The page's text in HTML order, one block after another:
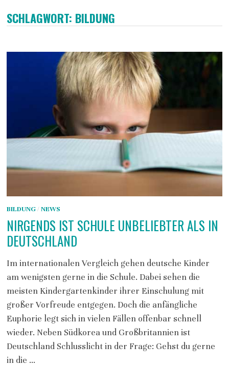
SCHLAGWORT: BILDUNG
BILDUNG/ NEWS
NIRGENDS IST SCHULE UNBELIEBTER ALS IN
DEUTSCHLAND
Im internationalen Vergleich gehen deutsche Kinder
am wenigsten gerne in die Schule. Dabei sehen die
meisten Kindergartenkinder ihrer Einschulung mit
großer Vorfreude entgegen. Doch die anfängliche
Euphorie legt sich in vielen Fällen offenbar schnell
wieder. Neben Südkorea und Großbritannien ist
Deutschland Schlusslicht in der Frage: Gehst du gerne
in die …